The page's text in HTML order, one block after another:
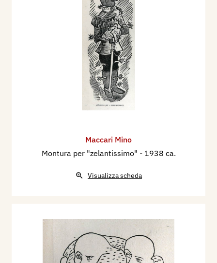
Maccari Mino
Montura per "zelantissimo" - 1938 ca.
Visualizza scheda